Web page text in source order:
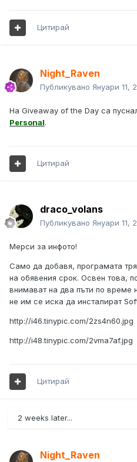
Цитирай
Night_Raven
Публикувано Януари 11,
На Giveaway of the Day са
Personal.
Цитирай
draco_volans
Публикувано Януари 11,
Мерси за инфото!
Само да добавя, програмата
на обявения срок. Освен това,
внимават на два пъти по време
не им се иска да инсталират
http://i46.tinypic.com/2zs4n60.jpg
http://i48.tinypic.com/2vma7af.jpg
Цитирай
2 weeks later...
Night_Raven